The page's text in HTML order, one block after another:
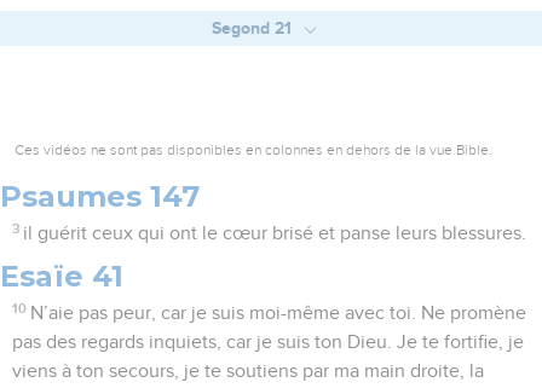
Segond 21
Ces vidéos ne sont pas disponibles en colonnes en dehors de la vue Bible.
Psaumes 147
3 il guérit ceux qui ont le cœur brisé et panse leurs blessures.
Esaïe 41
10 N’aie pas peur, car je suis moi-même avec toi. Ne promène
pas des regards inquiets, car je suis ton Dieu. Je te fortifie, je
viens à ton secours, je te soutiens par ma main droite, la